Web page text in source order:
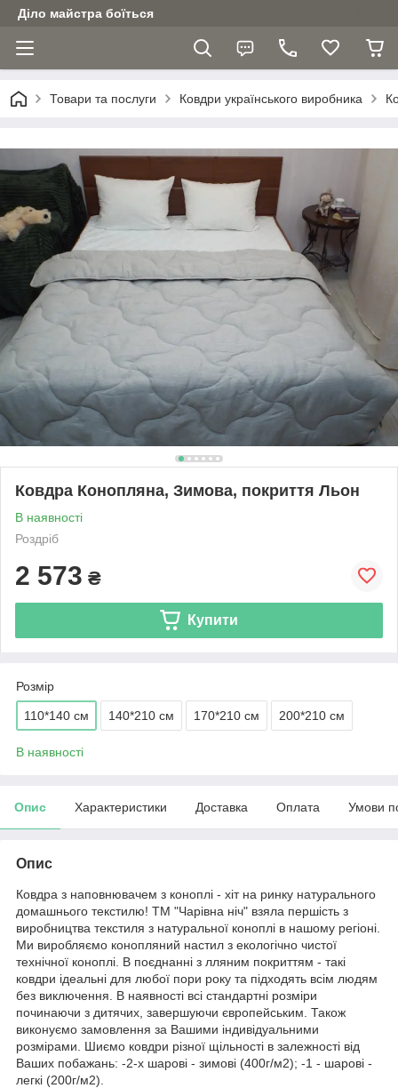
Діло майстра боїться
Товари та послуги Ковдри українського виробника
Ковдра Конопляна, Зимова, покриття Льон
В наявності
Роздріб
2 573 ₴
Купити
Розмір
110*140 см 140*210 см 170*210 см 200*210 см
В наявності
Опис Характеристики Доставка Оплата Умови
Опис
Ковдра з наповнювачем з коноплі - хіт на ринку натурального
домашнього текстилю! ТМ "Чарівна ніч" взяла першість з
виробництва текстиля з натуральної коноплі в нашому регіоні.
Ми виробляємо конопляний настил з екологічно чистої
технічної коноплі. В поєднанні з лляним покриттям - такі
ковдри ідеальні для любої пори року та підходять всім людям
без виключення. В наявності всі стандартні розміри
починаючи з дитячих, завершуючи європейським. Також
виконуємо замовлення за Вашими індивідуальними
розмірами. Шиємо ковдри різної щільності в залежності від
Ваших побажань: -2-х шарові - зимові (400г/м2); -1 - шарові -
легкі (200г/м2).